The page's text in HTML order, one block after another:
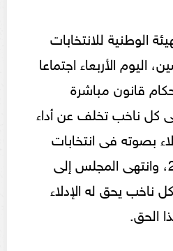
الوطنية للانتخابات
اليوم الأربعاء اجتماعا
قانون مباشرة
كل ناخب تخلف عن أداء
بصوته فى انتخابات
مجلس الشيوخ 2020، وانتهى المجلس إلى
ناخب يحق له الإدلاء
الحق.